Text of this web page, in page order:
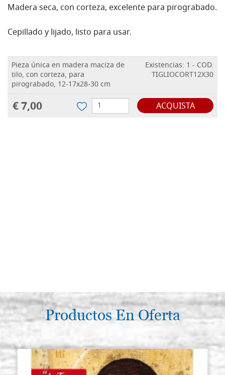
Madera seca, con corteza, excelente para pirograbado.
Cepillado y lijado, listo para usar.
Pieza única en madera maciza de
tilo, con corteza, para
pirograbado, 12-17x28-30 cm
Existencias: 1 - COD.
TIGLIOCORT12X30
€ 7,00 ACQUISTA
Productos En Oferta